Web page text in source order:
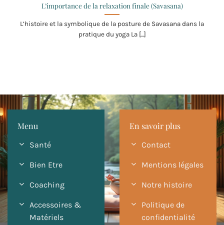
L’importance de la relaxation finale (Savasana)
L’histoire et la symbolique de la posture de Savasana dans la
pratique du yoga La [...]
Menu
Santé
Bien Etre
Coaching
Accessoires &
Matériels
En savoir plus
Contact
Mentions légales
Notre histoire
Politique de
confidentialité